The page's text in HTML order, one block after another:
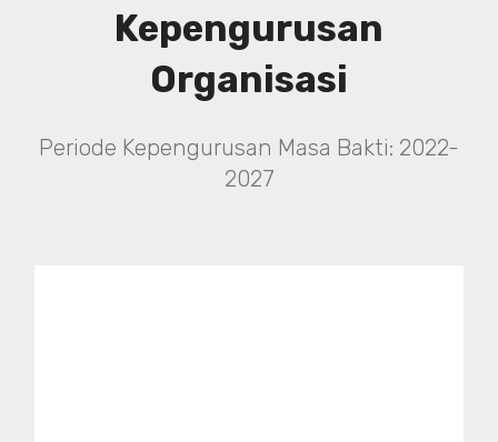
Kepengurusan
Organisasi
Periode Kepengurusan Masa Bakti: 2022-
2027